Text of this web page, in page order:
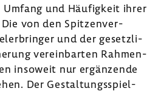
und Häufig­keit ihrer
von den Spit­zen­ver­
und der gesetz­li­
verein­barten Rahmen­
inso­weit nur ergän­zende
Der Gestal­tungs­spiel­